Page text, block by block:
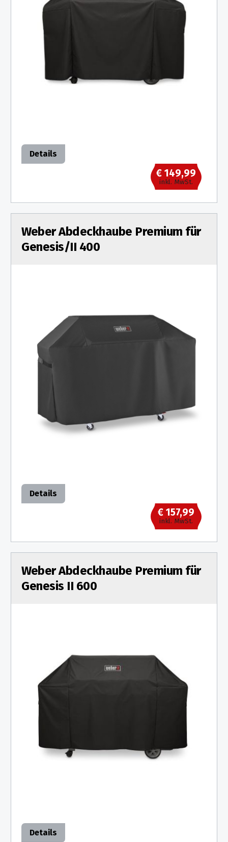
Details
€ 149,99
inkl. MwSt.
Weber Abdeckhaube Premium für
Genesis/II 400
Details
€ 157,99
inkl. MwSt.
Weber Abdeckhaube Premium für
Genesis II 600
Details